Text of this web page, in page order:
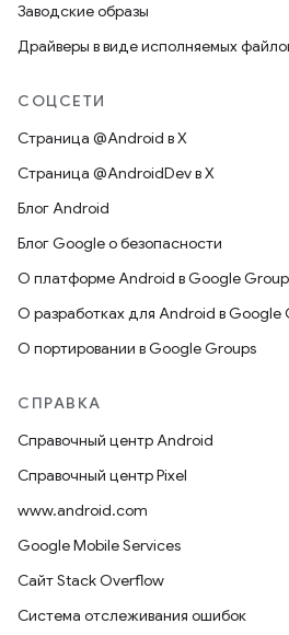
Заводские образы
Драйверы в виде исполняемых
СОЦСЕТИ
Страница @Android в X
Страница @AndroidDev в X
Блог Android
Блог Google о безопасности
О платформе Android в Google
О разработках для Android в Google
О портировании в Google Groups
СПРАВКА
Справочный центр Android
Справочный центр Pixel
www.android.com
Google Mobile Services
Сайт Stack Overflow
Система отслеживания ошибок